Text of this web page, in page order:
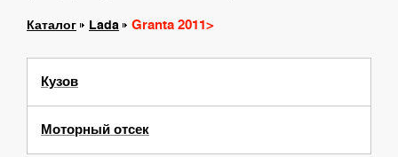
Каталог Lada Granta 2011>
Кузов
Моторный отсек